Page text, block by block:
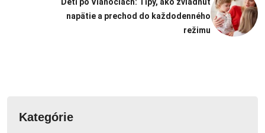
napätie a prechod do každodenného
režimu
Kategórie